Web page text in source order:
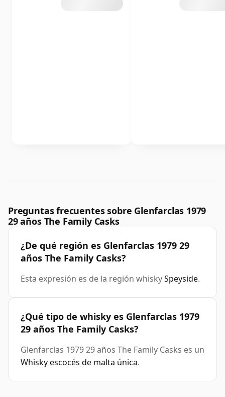
Preguntas frecuentes sobre Glenfarclas 1979
29 años The Family Casks
¿De qué región es Glenfarclas 1979 29
años The Family Casks?
Esta expresión es de la región whiskySpeyside.
¿Qué tipo de whisky es Glenfarclas 1979
29 años The Family Casks?
Glenfarclas 1979 29 años The Family Casks es un
Whisky escocés de malta única.